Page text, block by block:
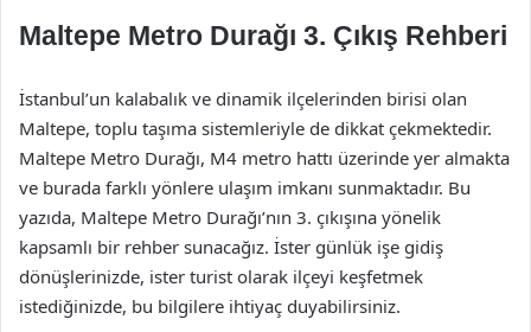
Maltepe Metro Durağı 3. Çıkış Rehberi
İstanbul’un kalabalık ve dinamik ilçelerinden birisi olan
Maltepe, toplu taşıma sistemleriyle de dikkat çekmektedir.
Maltepe Metro Durağı, M4 metro hattı üzerinde yer almakta
ve burada farklı yönlere ulaşım imkanı sunmaktadır. Bu
yazıda, Maltepe Metro Durağı’nın 3. çıkışına yönelik
kapsamlı bir rehber sunacağız. İster günlük işe gidiş
dönüşlerinizde, ister turist olarak ilçeyi keşfetmek
istediğinizde, bu bilgilere ihtiyaç duyabilirsiniz.